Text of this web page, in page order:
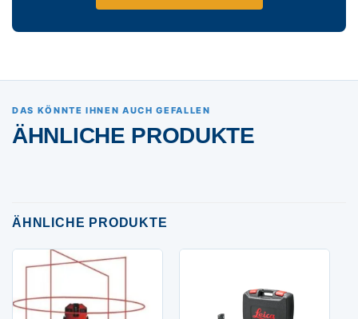
DAS KÖNNTE IHNEN AUCH GEFALLEN
ÄHNLICHE PRODUKTE
ÄHNLICHE PRODUKTE